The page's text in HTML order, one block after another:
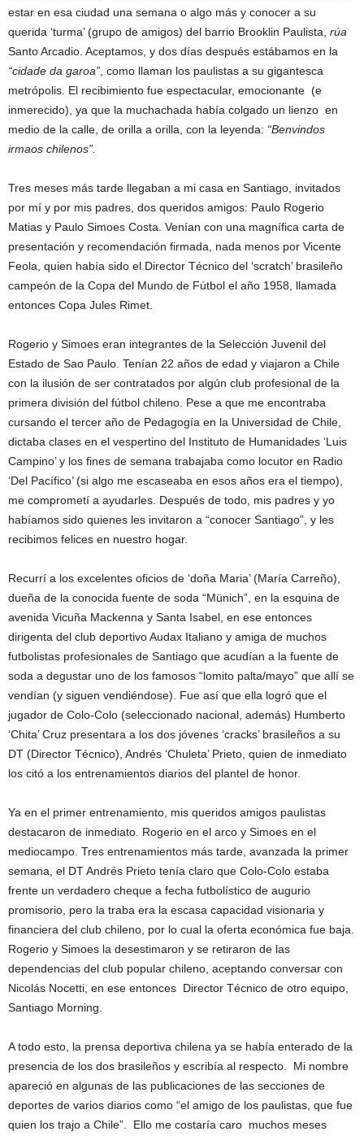
estar en esa ciudad una semana o algo más y conocer a su
querida ‘turma’ (grupo de amigos) del barrio Brooklin Paulista, rúa
Santo Arcadio. Aceptamos, y dos días después estábamos en la
“cidade da garoa” , como llaman los paulistas a su gigantesca
metrópolis. El recibimiento fue espectacular, emocionante (e
inmerecido), ya que la muchachada había colgado un lienzo en
medio de la calle, de orilla a orilla, con la leyenda: “Benvindos
irmaos chilenos”.
Tres meses más tarde llegaban a mi casa en Santiago, invitados
por mí y por mis padres, dos queridos amigos: Paulo Rogerio
Matias y Paulo Simoes Costa. Venían con una magnífica carta de
presentación y recomendación firmada, nada menos por Vicente
Feola, quien había sido el Director Técnico del ‘scratch’ brasileño
campeón de la Copa del Mundo de Fútbol el año 1958, llamada
entonces Copa Jules Rimet.
Rogerio y Simoes eran integrantes de la Selección Juvenil del
Estado de Sao Paulo. Tenían 22 años de edad y viajaron a Chile
con la ilusión de ser contratados por algún club profesional de la
primera división del fútbol chileno. Pese a que me encontraba
cursando el tercer año de Pedagogía en la Universidad de Chile,
dictaba clases en el vespertino del Instituto de Humanidades ‘Luis
Campino’ y los fines de semana trabajaba como locutor en Radio
‘Del Pacífico’ (si algo me escaseaba en esos años era el tiempo),
me comprometí a ayudarles. Después de todo, mis padres y yo
habíamos sido quienes les invitaron a “conocer Santiago”, y les
recibimos felices en nuestro hogar.
Recurrí a los excelentes oficios de ‘doña Maria’ (María Carreño),
dueña de la conocida fuente de soda “Münich”, en la esquina de
avenida Vicuña Mackenna y Santa Isabel, en ese entonces
dirigenta del club deportivo Audax Italiano y amiga de muchos
futbolistas profesionales de Santiago que acudían a la fuente de
soda a degustar uno de los famosos “lomito palta/mayo” que allí se
vendían (y siguen vendiéndose). Fue así que ella logró que el
jugador de Colo-Colo (seleccionado nacional, además) Humberto
‘Chita’ Cruz presentara a los dos jóvenes ‘cracks’ brasileños a su
DT (Director Técnico), Andrés ‘Chuleta’ Prieto, quien de inmediato
los citó a los entrenamientos diarios del plantel de honor.
Ya en el primer entrenamiento, mis queridos amigos paulistas
destacaron de inmediato. Rogerio en el arco y Simoes en el
mediocampo. Tres entrenamientos más tarde, avanzada la primer
semana, el DT Andrés Prieto tenía claro que Colo-Colo estaba
frente un verdadero cheque a fecha futbolístico de augurio
promisorio, pero la traba era la escasa capacidad visionaria y
financiera del club chileno, por lo cual la oferta económica fue baja.
Rogerio y Simoes la desestimaron y se retiraron de las
dependencias del club popular chileno, aceptando conversar con
Nicolás Nocetti, en ese entonces Director Técnico de otro equipo,
Santiago Morning.
A todo esto, la prensa deportiva chilena ya se había enterado de la
presencia de los dos brasileños y escribía al respecto. Mi nombre
apareció en algunas de las publicaciones de las secciones de
deportes de varios diarios como “el amigo de los paulistas, que fue
quien los trajo a Chile”. Ello me costaría caro muchos meses